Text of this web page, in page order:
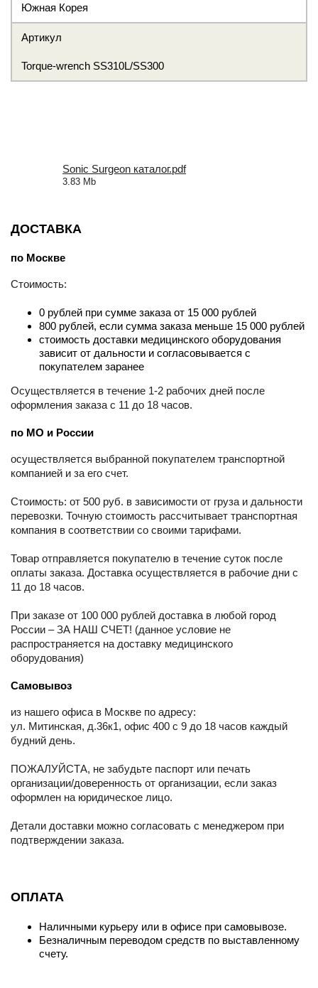
Южная Корея
Артикул
Torque-wrench SS310L/SS300
Sonic Surgeon каталог.pdf
3.83 Mb
ДОСТАВКА
по Москве
Стоимость:
0 рублей при сумме заказа от 15 000 рублей
800 рублей, если сумма заказа меньше 15 000 рублей
стоимость доставки медицинского оборудования
зависит от дальности и согласовывается с
покупателем заранее
Осуществляется в течение 1-2 рабочих дней после
оформления заказа с 11 до 18 часов.
по МО и России
осуществляется выбранной покупателем транспортной
компанией и за его счет.
Стоимость: от 500 руб. в зависимости от груза и дальности
перевозки. Точную стоимость рассчитывает транспортная
компания в соответствии со своими тарифами.
Товар отправляется покупателю в течение суток после
оплаты заказа. Доставка осуществляется в рабочие дни с
11 до 18 часов.
При заказе от 100 000 рублей доставка в любой город
России – ЗА НАШ СЧЕТ! (данное условие не
распространяется на доставку медицинского
оборудования)
Самовывоз
из нашего офиса в Москве по адресу:
ул. Митинская, д.36к1, офис 400 с 9 до 18 часов каждый
будний день.
ПОЖАЛУЙСТА, не забудьте паспорт или печать
организации/доверенность от организации, если заказ
оформлен на юридическое лицо.
Детали доставки можно согласовать с менеджером при
подтверждении заказа.
ОПЛАТА
Наличными курьеру или в офисе при самовывозе.
Безналичным переводом средств по выставленному
счету.